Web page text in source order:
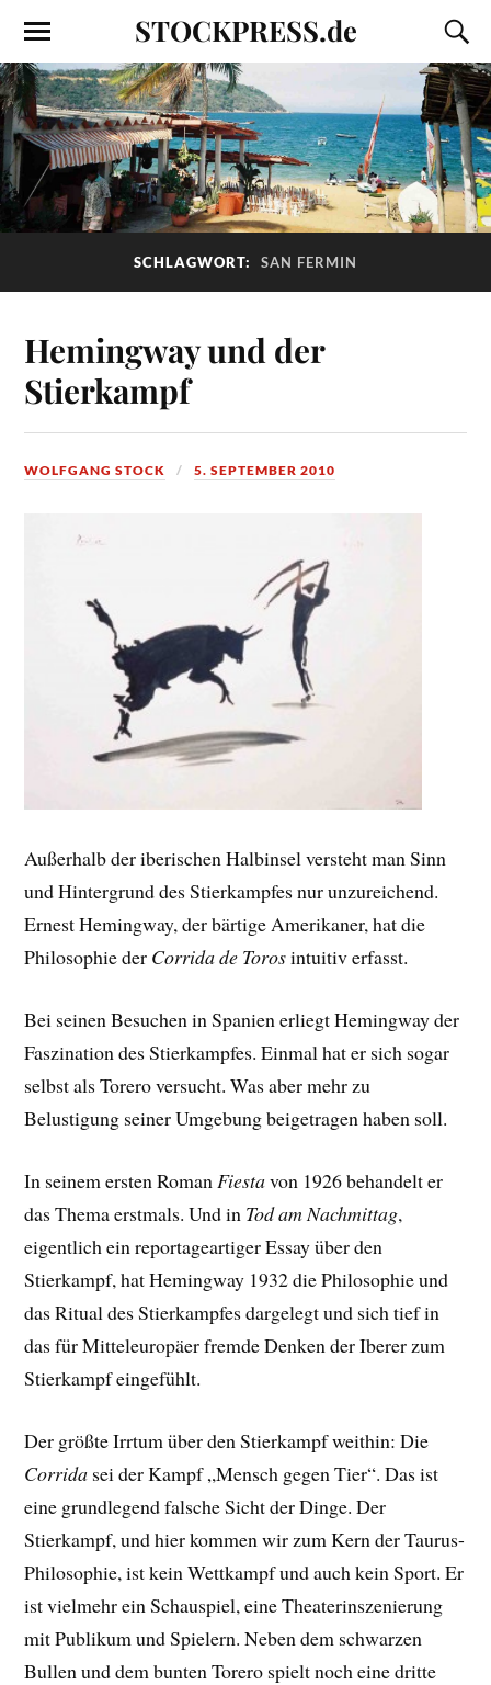
STOCKPRESS.de
SCHLAGWORT: SAN FERMIN
Hemingway und der
Stierkampf
WOLFGANG STOCK 5. SEPTEMBER 2010
Außerhalb der iberischen Halbinsel versteht man Sinn
und Hintergrund des Stierkampfes nur unzureichend.
Ernest Hemingway, der bärtige Amerikaner, hat die
Philosophie der Corrida de Torosintuitiv erfasst.
Bei seinen Besuchen in Spanien erliegt Hemingway der
Faszination des Stierkampfes. Einmal hat er sich sogar
selbst als Torero versucht. Was aber mehr zu
Belustigung seiner Umgebung beigetragen haben soll.
In seinem ersten RomanFiestavon 1926 behandelt er
das Thema erstmals. Und in Tod am Nachmittag,
eigentlich ein reportageartiger Essay über den
Stierkampf, hat Hemingway 1932 die Philosophie und
das Ritual des Stierkampfes dargelegt und sich tief in
das für Mitteleuropäer fremde Denken der Iberer zum
Stierkampf eingefühlt.
Der größte Irrtum über den Stierkampf weithin: Die
Corrida sei der Kampf „Mensch gegen Tier“. Das ist
eine grundlegend falsche Sicht der Dinge. Der
Stierkampf, und hier kommen wir zum Kern der Taurus-
Philosophie, ist kein Wettkampf und auch kein Sport. Er
ist vielmehr ein Schauspiel, eine Theaterinszenierung
mit Publikum und Spielern. Neben dem schwarzen
Bullen und dem bunten Torero spielt noch eine dritte